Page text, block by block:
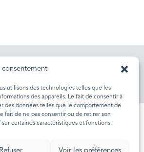
consentement
utilisons des technologies telles que les
des appareils. Le fait de consentir à
des données telles que le comportement de
fait de ne pas consentir ou de retirer son
certaines caractéristiques et fonctions.
Refuser Voir les préférences